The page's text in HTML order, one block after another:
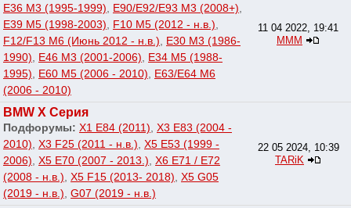
E36 M3 (1995-1999), E90/E92/E93 M3 (2008+),
E39 M5 (1998-2003), F10 M5 (2012 - н.в.),
F12/F13 M6 (Июнь 2012 - н.в.), E30 M3 (1986-
1990), E46 M3 (2001-2006), E34 M5 (1988-
1995), E60 M5 (2006 - 2010), E63/E64 M6
(2006 - 2010)
11 04 2022, 19:41
МММ
BMW X Серия
Подфорумы: X1 E84 (2011), X3 E83 (2004 -
2010), X3 F25 (2011 - н.в.), X5 E53 (1999 -
2006), X5 E70 (2007 - 2013.), X6 E71 / E72
(2008 - н.в.), X5 F15 (2013- 2018), X5 G05
(2019 - н.в.), G07 (2019 - н.в.)
22 05 2024, 10:39
TARiK